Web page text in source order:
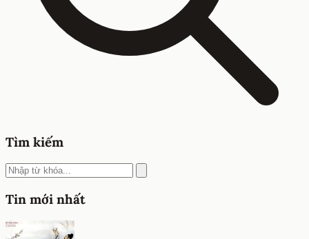
Tìm kiếm
Tin mới nhất